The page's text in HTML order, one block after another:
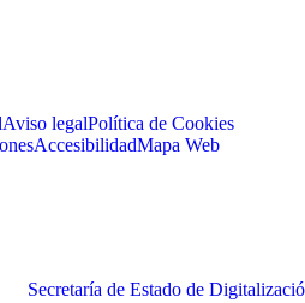
Aviso legalPolítica de Cookies
AccesibilidadMapa Web